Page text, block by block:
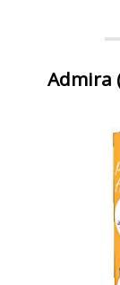
Admira